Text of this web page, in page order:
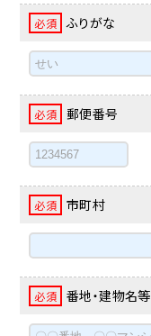
必須 ふりがな
必須 郵便番号
必須 市町村
必須 番地・建物名等